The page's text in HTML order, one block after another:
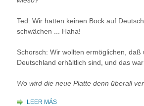
Ted: Wir hatten keinen Bock auf
schwächen ... Haha!
Schorsch: Wir wollten ermöglichen,
Deutschland erhältlich sind, und das
Wo wird die neue Platte denn überall
LEER MÁS